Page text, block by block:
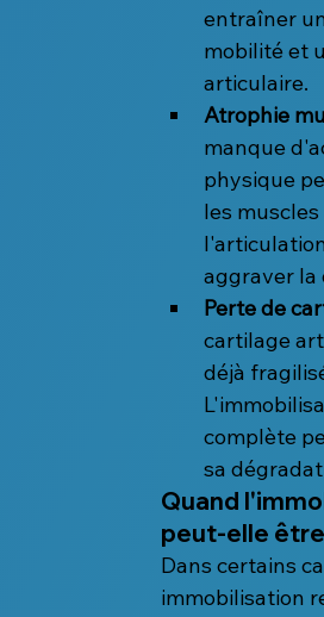
entraîner
mobilité et
articulaire.
Atrophie
manque
physique
les
aggraver la
Perte de
cartilage
déjà
complète
sa
Quand
peut-elle
Dans certains
immobilisation